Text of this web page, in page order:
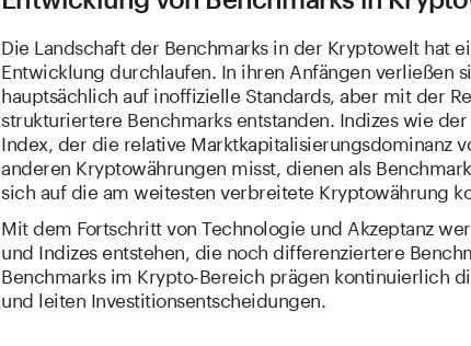
Die Landschaft der Benchmarks in der Kryptowelt hat
Entwicklung durchlaufen. In ihren Anfängen verließen
hauptsächlich auf inoffizielle Standards, aber mit der
strukturiertere Benchmarks entstanden. Indizes wie
Index, der die relative Marktkapitalisierungsdominanz
anderen Kryptowährungen misst, dienen als
sich auf die am weitesten verbreitete Kryptowährung
Mit dem Fortschritt von Technologie und Akzeptanz
und Indizes entstehen, die noch differenziertere
Benchmarks im Krypto-Bereich prägen kontinuierlich
und leiten Investitionsentscheidungen.